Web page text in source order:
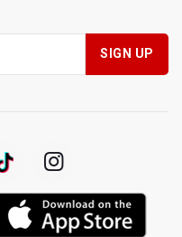
Terbatas